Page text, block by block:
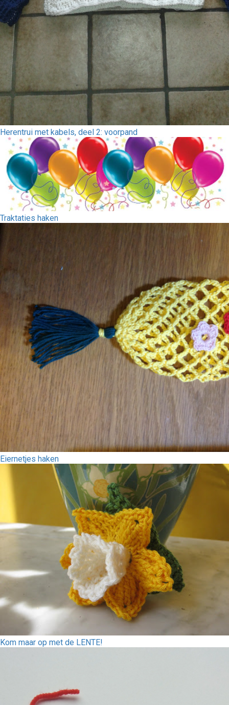
Herentrui met kabels, deel 2: voorpand
Traktaties haken
Eiernetjes haken
Kom maar op met de LENTE!